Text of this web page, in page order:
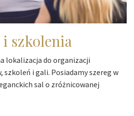
szkolenia
lokalizacja do organizacji
i gali. Posiadamy szereg w
sal o zróżnicowanej